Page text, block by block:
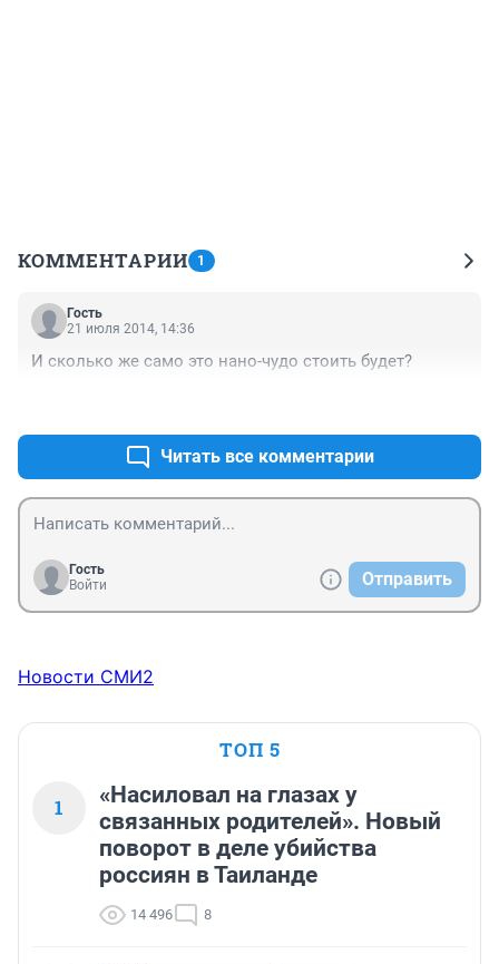
КОММЕНТАРИИ 1
Гость
21 июля 2014, 14:36
И сколько же само это нано-чудо стоить будет?
Читать все комментарии
Гость
Войти
Отправить
Новости СМИ2
ТОП 5
1
«Насиловал на глазах у
связанных родителей». Новый
поворот в деле убийства
россиян в Таиланде
14 496 8